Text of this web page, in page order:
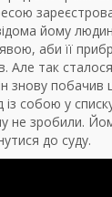
йому
аби її
Але так
знову побачив
із собою у
не зробили.
до суду.